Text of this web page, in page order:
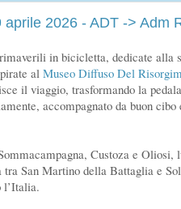
2026 - ADT -> Adm
in bicicletta, dedicate alla
al Museo Diffuso Del
il viaggio, trasformando la
accompagnato da buon cibo
Custoza e Oliosi,
San Martino della Battaglia e
l’Italia.